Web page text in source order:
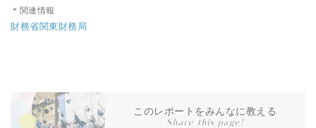
＊関連情報
財務省関東財務局
このレポートをみんなに教える
Share this page!